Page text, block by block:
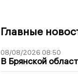
Главные
08/08/2026 08:50
В Брянской